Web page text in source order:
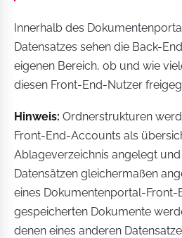
Innerhalb des
Datensatzes sehen die Back-
eigenen Bereich, ob und wie
diesen Front-End-Nutzer
Hinweis: Ordnerstrukturen
Front-End-Accounts als
Ablageverzeichnis angelegt
Datensätzen gleichermaßen
eines Dokumentenportal-
gespeicherten Dokumente
denen eines anderen